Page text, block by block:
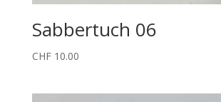
Sabbertuch 06
CHF10.00